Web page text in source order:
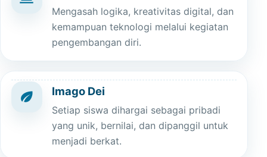
Mengasah logika, kreativitas digital, dan
kemampuan teknologi melalui kegiatan
pengembangan diri.
Imago Dei
Setiap siswa dihargai sebagai pribadi
yang unik, bernilai, dan dipanggil untuk
menjadi berkat.